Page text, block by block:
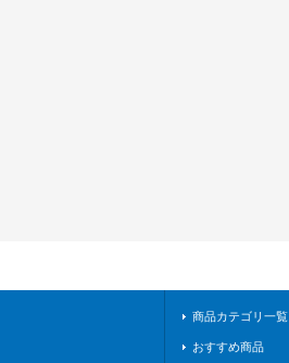
商品カテゴリ一覧
おすすめ商品